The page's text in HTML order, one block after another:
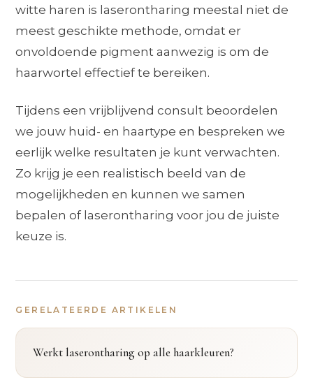
witte haren is laserontharing meestal niet de
meest geschikte methode, omdat er
onvoldoende pigment aanwezig is om de
haarwortel effectief te bereiken.
Tijdens een vrijblijvend consult beoordelen
we jouw huid- en haartype en bespreken we
eerlijk welke resultaten je kunt verwachten.
Zo krijg je een realistisch beeld van de
mogelijkheden en kunnen we samen
bepalen of laserontharing voor jou de juiste
keuze is.
GERELATEERDE ARTIKELEN
Werkt laserontharing op alle haarkleuren?